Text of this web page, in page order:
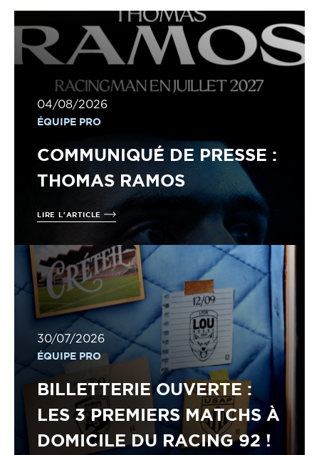
04/08/2026
ÉQUIPE PRO
COMMUNIQUÉ DE PRESSE :
THOMAS RAMOS
LIRE L'ARTICLE
30/07/2026
ÉQUIPE PRO
BILLETTERIE OUVERTE :
LES 3 PREMIERS MATCHS À
DOMICILE DU RACING 92 !